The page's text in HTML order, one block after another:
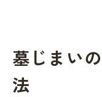
墓じまい
法